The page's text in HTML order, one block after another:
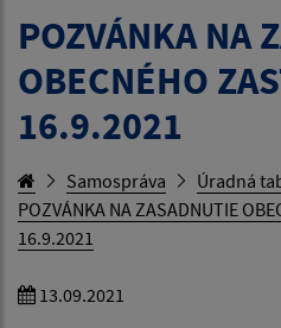
POZVÁNKA NA
OBECNÉHO
16.9.2021
Samospráva
Úradná
POZVÁNKA NA ZASADNUTIE
16.9.2021
13.09.2021